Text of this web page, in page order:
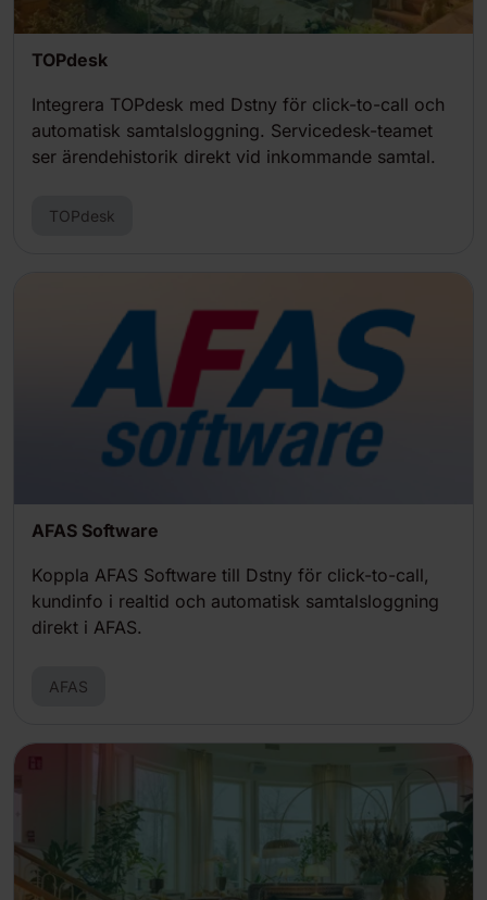
TOPdesk
Integrera TOPdesk med Dstny för click-to-call och
automatisk samtalsloggning. Servicedesk-teamet
ser ärendehistorik direkt vid inkommande samtal.
TOPdesk
AFAS Software
Koppla AFAS Software till Dstny för click-to-call,
kundinfo i realtid och automatisk samtalsloggning
direkt i AFAS.
AFAS